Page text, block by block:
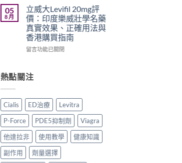
買
比
較〉
中
果、
價
錢、
副
作
用
比
較
香
港
購
買
指
南〉
中
100、
Kamagra
與
Kamagra
Oral
Jelly
比
較〉
20mg
香
港
哪
裡
買？
士
學
藥
購
買
渠
道、
價
與
05
8 月
立威大Levifil 20mg評
價：印度樂威壯學名藥
真實效果、正確用法與
香港購買指南
在
大
Levifil
評
價：
印
度
樂
威
學
留言功能已關閉
熱點關注
Cialis ED治療
Levitra
P-Force
PDE5抑制劑
Viagra
他達拉非
使用教學
健康知識
副作用
劑量選擇